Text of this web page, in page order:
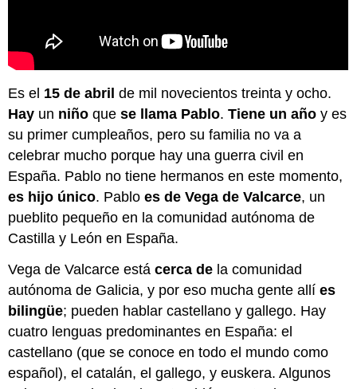
Es el 15 de abril de mil novecientos treinta y ocho.
Hay un niño quese llama Pablo.Tiene un año y es
su primer cumpleaños, pero su familia no va a
celebrar mucho porque hay una guerra civil en
España. Pablo no tiene hermanos en este momento,
es hijo único. Pabloes de Vega de Valcarce, un
pueblito pequeño en la comunidad autónoma de
Castilla y León en España.
Vega de Valcarce estácerca de la comunidad
autónoma de Galicia, y por eso mucha gente allíes
bilingüe; pueden hablar castellano y gallego. Hay
cuatro lenguas predominantes en España: el
castellano (que se conoce en todo el mundo como
español), el catalán, el gallego, y euskera. Algunos